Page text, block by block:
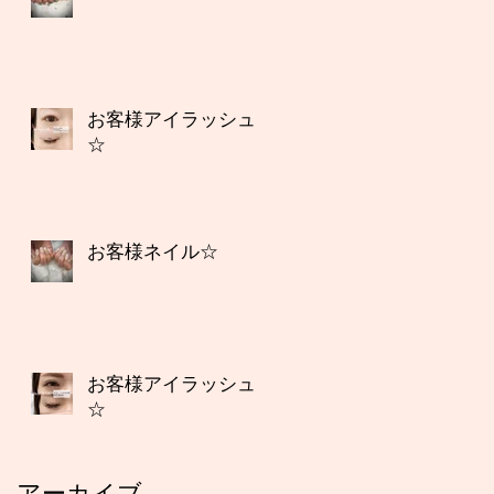
お客様アイラッシュ
☆
お客様ネイル☆
お客様アイラッシュ
☆